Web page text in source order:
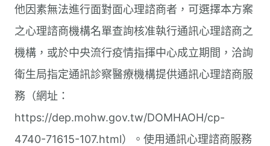
他因素無法進行面對面心理諮商者，可選擇本方案
之心理諮商機構名單查詢核准執行通訊心理諮商之
機構，或於中央流行疫情指揮中心成立期間，洽詢
衛生局指定通訊診察醫療機構提供通訊心理諮商服
務（網址：
https://dep.mohw.gov.tw/DOMHAOH/cp-
4740-71615-107.html）。使用通訊心理諮商服務